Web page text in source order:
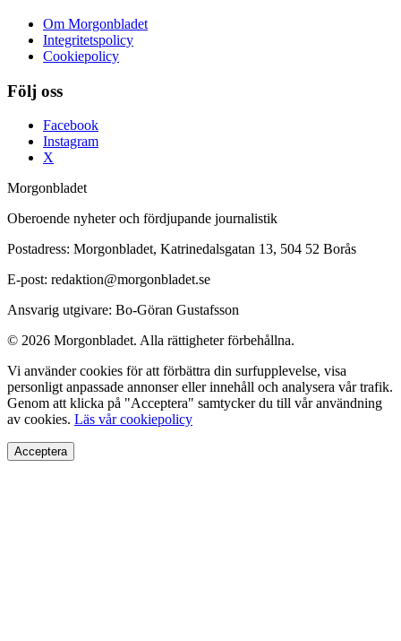
Om Morgonbladet
Integritetspolicy
Cookiepolicy
Följ oss
Facebook
Instagram
X
Morgonbladet
Oberoende nyheter och fördjupande journalistik
Postadress: Morgonbladet, Katrinedalsgatan 13, 504 52 Borås
E-post: redaktion@morgonbladet.se
Ansvarig utgivare: Bo-Göran Gustafsson
© 2026 Morgonbladet. Alla rättigheter förbehållna.
Vi använder cookies för att förbättra din surfupplevelse, visa
personligt anpassade annonser eller innehåll och analysera vår trafik.
Genom att klicka på "Acceptera" samtycker du till vår användning
av cookies. Läs vår cookiepolicy
Acceptera